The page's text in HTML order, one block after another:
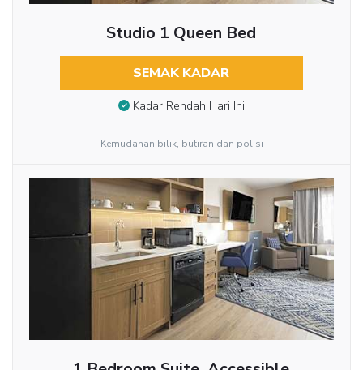
Studio 1 Queen Bed
SEMAK KADAR
Kadar Rendah Hari Ini
Kemudahan bilik, butiran dan polisi